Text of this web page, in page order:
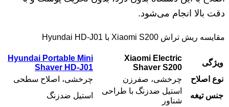
دقت بالا انجام می‌شود.
مقایسه ریش تراش Xiaomi S200 با Hyundai HD-J01
ویژگی
Xiaomi Electric
Shaver S200
Hyundai Portable Mini
Shaver HD-J01
نوع اصلاح
چرخشی، صفرزن
چرخشی، اصلاح سطحی
جنس تیغه
استیل ضدزنگ با طراحی
شناور
استیل ضدزنگ